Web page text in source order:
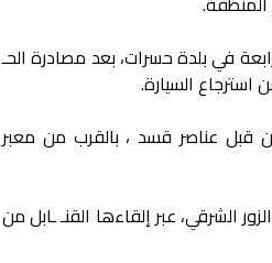
في بلدة حسرات، بعد مصادرة الحـ
السيارة.
قبل عناصر قسد ، بالقرب من معبر
عبر إلقاءها القنـ ـابل من